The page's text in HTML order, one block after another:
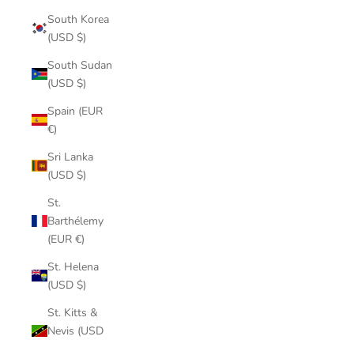
South Korea
(USD $)
South Sudan
(USD $)
Spain (EUR
€)
Sri Lanka
(USD $)
St.
Barthélemy
(EUR €)
St. Helena
(USD $)
St. Kitts &
Nevis (USD